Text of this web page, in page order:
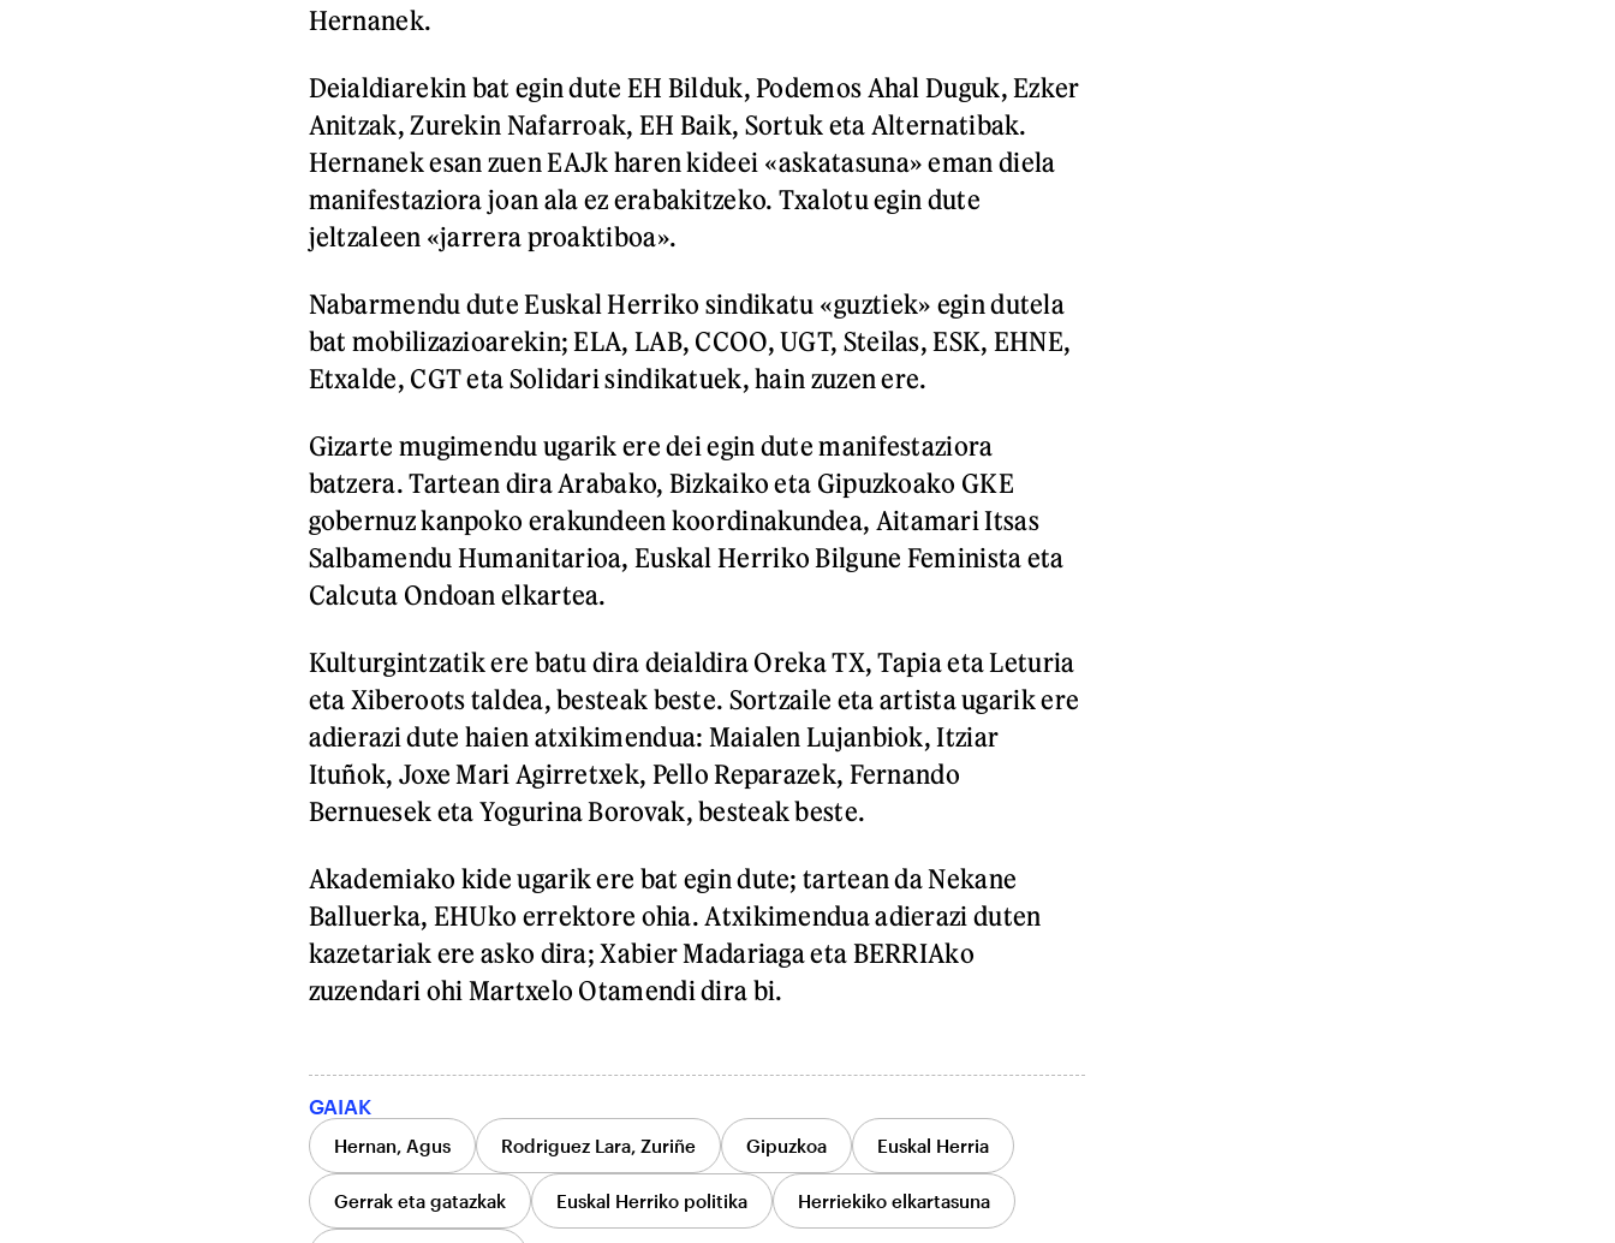
Hernanek.
Deialdiarekin bat egin dute EH Bilduk, Podemos Ahal Duguk, Ezker
Anitzak, Zurekin Nafarroak, EH Baik, Sortuk eta Alternatibak.
Hernanek esan zuen EAJk haren kideei «askatasuna» eman diela
manifestaziora joan ala ez erabakitzeko. Txalotu egin dute
jeltzaleen «jarrera proaktiboa».
Nabarmendu dute Euskal Herriko sindikatu «guztiek» egin dutela
bat mobilizazioarekin; ELA, LAB, CCOO, UGT, Steilas, ESK, EHNE,
Etxalde, CGT eta Solidari sindikatuek, hain zuzen ere.
Gizarte mugimendu ugarik ere dei egin dute manifestaziora
batzera. Tartean dira Arabako, Bizkaiko eta Gipuzkoako GKE
gobernuz kanpoko erakundeen koordinakundea, Aitamari Itsas
Salbamendu Humanitarioa, Euskal Herriko Bilgune Feminista eta
Calcuta Ondoan elkartea.
Kulturgintzatik ere batu dira deialdira Oreka TX, Tapia eta Leturia
eta Xiberoots taldea, besteak beste. Sortzaile eta artista ugarik ere
adierazi dute haien atxikimendua: Maialen Lujanbiok, Itziar
Ituñok, Joxe Mari Agirretxek, Pello Reparazek, Fernando
Bernuesek eta Yogurina Borovak, besteak beste.
Akademiako kide ugarik ere bat egin dute; tartean da Nekane
Balluerka, EHUko errektore ohia. Atxikimendua adierazi duten
kazetariak ere asko dira; Xabier Madariaga eta BERRIAko
zuzendari ohi Martxelo Otamendi dira bi.
GAIAK
Hernan, Agus Rodriguez Lara, Zuriñe Gipuzkoa Euskal Herria
Gerrak eta gatazkak Euskal Herriko politika Herriekiko elkartasuna